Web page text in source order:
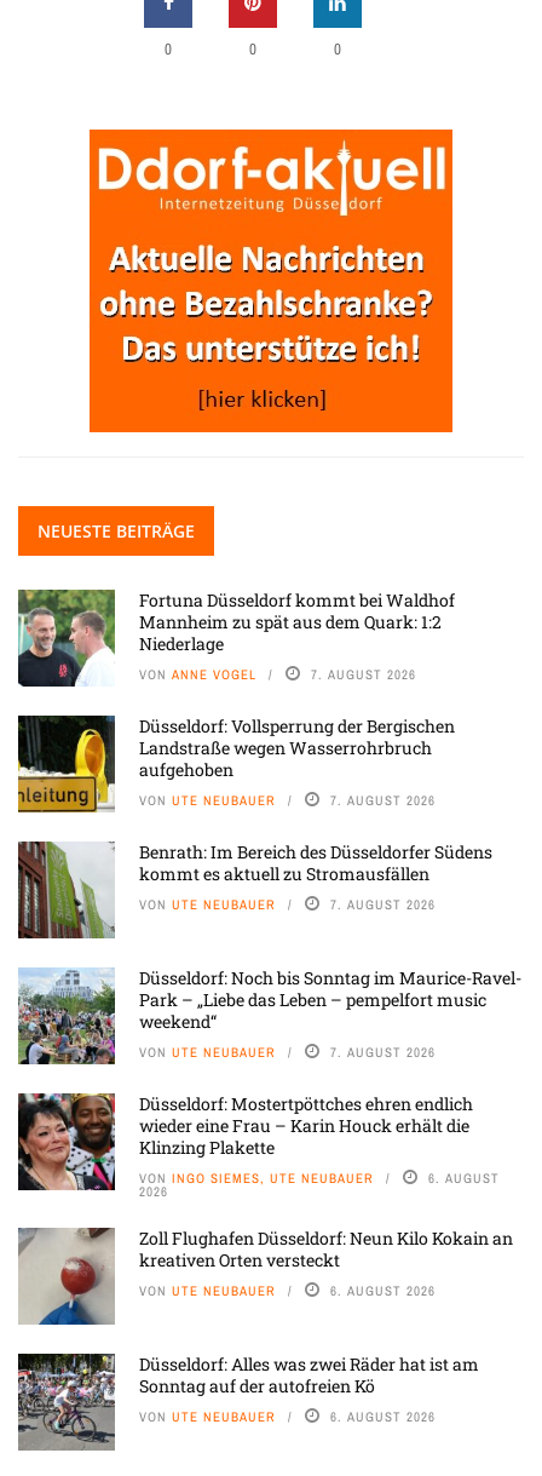
0 0 0
NEUESTE BEITRÄGE
Fortuna Düsseldorf kommt bei Waldhof
Mannheim zu spät aus dem Quark: 1:2
Niederlage
VON ANNE VOGEL 7. AUGUST 2026
Düsseldorf: Vollsperrung der Bergischen
Landstraße wegen Wasserrohrbruch
aufgehoben
VON UTE NEUBAUER 7. AUGUST 2026
Benrath: Im Bereich des Düsseldorfer Südens
kommt es aktuell zu Stromausfällen
VON UTE NEUBAUER 7. AUGUST 2026
Düsseldorf: Noch bis Sonntag im Maurice-Ravel-
Park – „Liebe das Leben – pempelfort music
weekend“
VON UTE NEUBAUER 7. AUGUST 2026
Düsseldorf: Mostertpöttches ehren endlich
wieder eine Frau – Karin Houck erhält die
Klinzing Plakette
VON INGO SIEMES, UTE NEUBAUER 6. AUGUST
2026
Zoll Flughafen Düsseldorf: Neun Kilo Kokain an
kreativen Orten versteckt
VON UTE NEUBAUER 6. AUGUST 2026
Düsseldorf: Alles was zwei Räder hat ist am
Sonntag auf der autofreien Kö
VON UTE NEUBAUER 6. AUGUST 2026